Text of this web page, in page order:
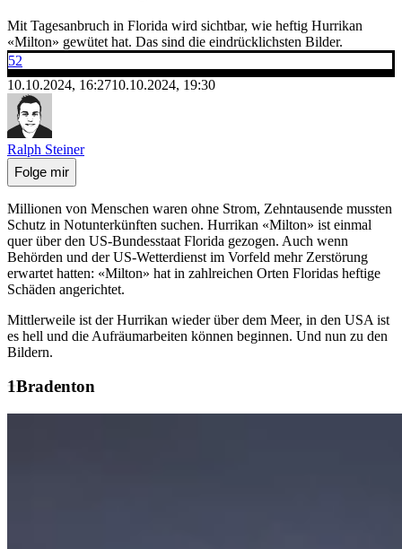
Mit Tagesanbruch in Florida wird sichtbar, wie heftig Hurrikan
«Milton» gewütet hat. Das sind die eindrücklichsten Bilder.
52
10.10.2024, 16:2710.10.2024, 19:30
Ralph Steiner
Folge mir
Millionen von Menschen waren ohne Strom, Zehntausende mussten
Schutz in Notunterkünften suchen. Hurrikan «Milton» ist einmal
quer über den US-Bundesstaat Florida gezogen. Auch wenn
Behörden und der US-Wetterdienst im Vorfeld mehr Zerstörung
erwartet hatten: «Milton» hat in zahlreichen Orten Floridas heftige
Schäden angerichtet.
Mittlerweile ist der Hurrikan wieder über dem Meer, in den USA ist
es hell und die Aufräumarbeiten können beginnen. Und nun zu den
Bildern.
Bradenton